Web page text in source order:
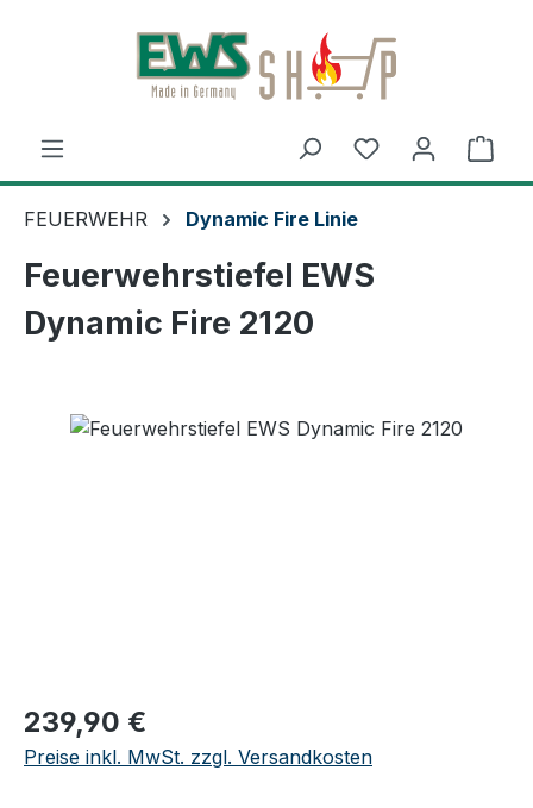
Zum Hauptinhalt springen
FEUERWEHR Dynamic Fire Linie
Feuerwehrstiefel EWS
Dynamic Fire 2120
Regulärer Preis:
239,90 €
Preise inkl. MwSt. zzgl. Versandkosten